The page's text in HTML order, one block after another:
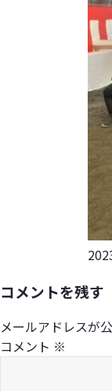
投
日:
コメントを残す
メールアドレスが
コメント ※